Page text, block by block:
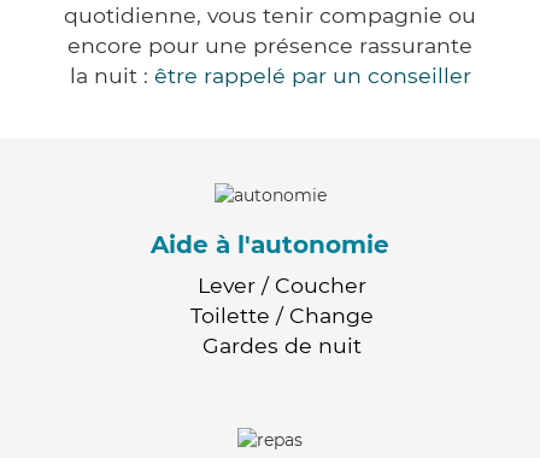
quotidienne, vous tenir compagnie ou
encore pour une présence rassurante
la nuit : être rappelé par un conseiller
Aide à l'autonomie
Lever / Coucher
Toilette / Change
Gardes de nuit